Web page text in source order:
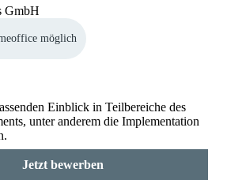
GmbH
möglich
Einblick in Teilbereiche des
unter anderem die Implementation
Jetzt bewerben